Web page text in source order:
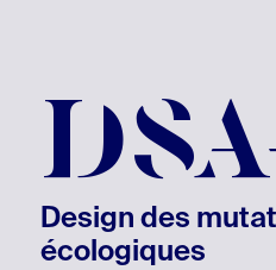
Design des
écologiques